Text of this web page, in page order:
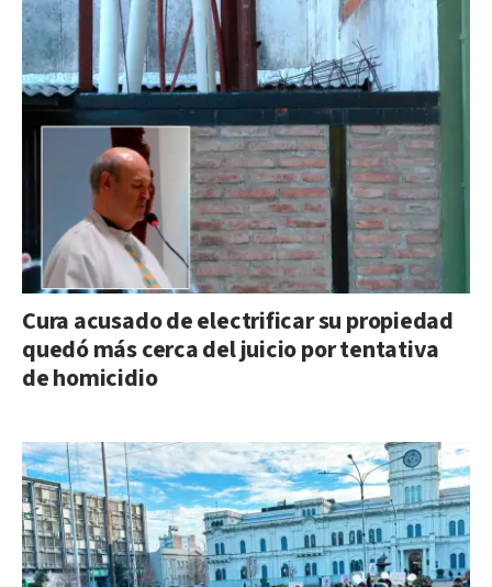
Cura acusado de electrificar su propiedad
quedó más cerca del juicio por tentativa
de homicidio